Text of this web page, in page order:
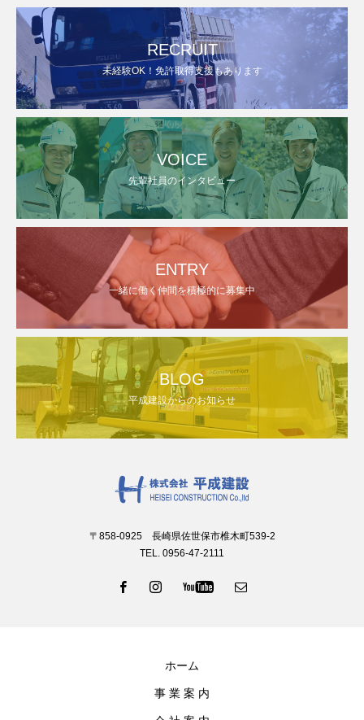
RECRUIT
未経験OK！免許取得支援もあります
VOICE
先輩社員のインタビュー
ENTRY
一緒に働く仲間を積極的に募集中
BLOG
平成建設からのお知らせ
〒858-0925 長崎県佐世保市椎木町539-2
TEL. 0956-47-2111
ホーム
事 業 案 内